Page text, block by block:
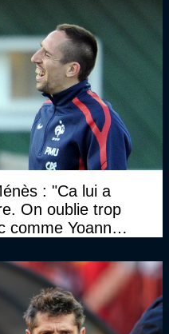
: "Ca lui a
On oublie trop
comme Yoann